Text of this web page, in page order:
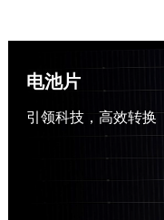
电池片
引领科技，高效转换